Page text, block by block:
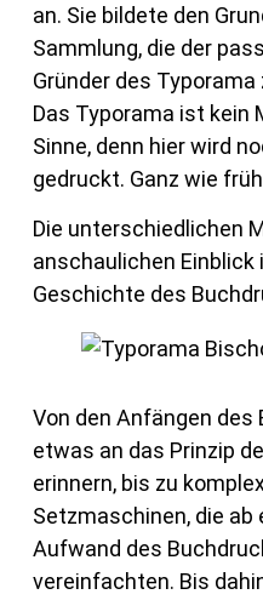
an. Sie bildete den
Sammlung, die der
Gründer des
Das Typorama ist kein
Sinne, denn hier wird
gedruckt. Ganz wie
Die unterschiedlichen
anschaulichen Einblick
Geschichte des
Von den Anfängen des
etwas an das Prinzip
erinnern, bis zu
Setzmaschinen, die ab
Aufwand des
vereinfachten. Bis